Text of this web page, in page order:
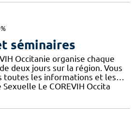
séminaires
Occitanie organise chaque
deux jours sur la région. Vous
toutes les informations et les…
Le COREVIH Occita